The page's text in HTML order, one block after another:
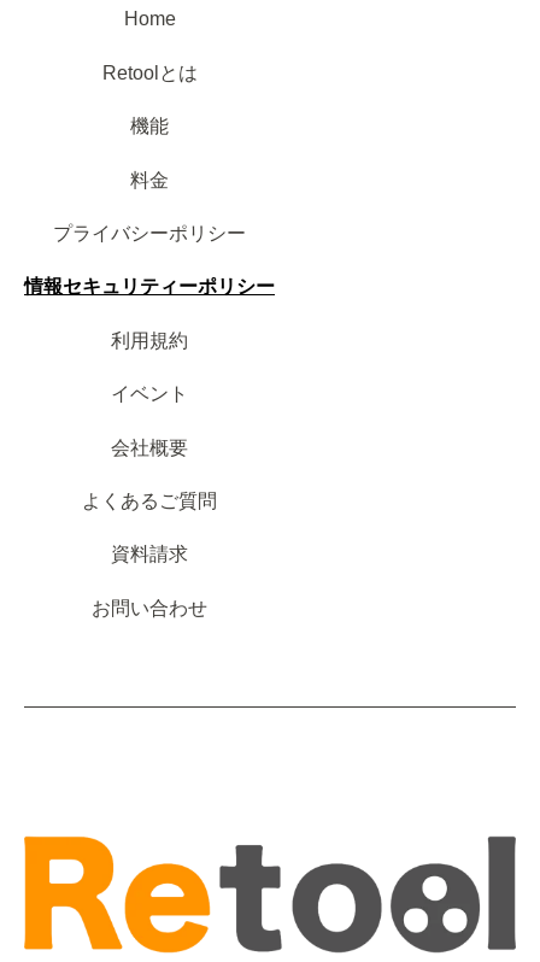
Home
Retoolとは
機能
料金
プライバシーポリシー
情報セキュリティーポリシー
利用規約
イベント
会社概要
よくあるご質問
資料請求
お問い合わせ